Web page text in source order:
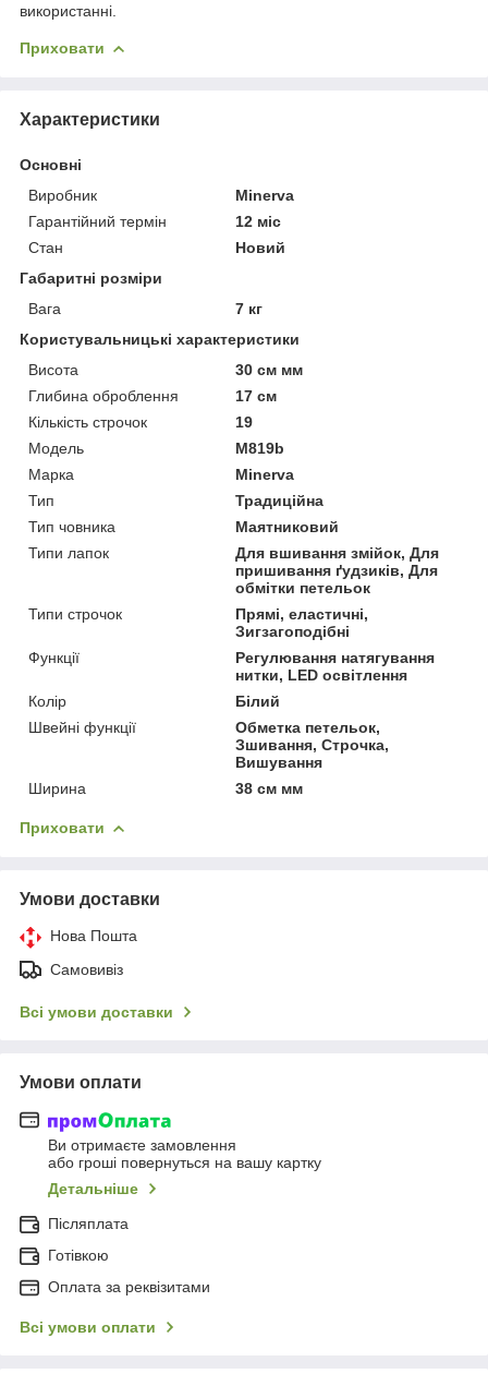
використанні.
Приховати
Характеристики
Основні
Виробник
Minerva
Гарантійний термін
12 міс
Стан
Новий
Габаритні розміри
Вага
7 кг
Користувальницькі характеристики
Висота
30 см мм
Глибина оброблення
17 см
Кількість строчок
19
Мoдель
M819b
Марка
Minerva
Тип
Традиційна
Тип човника
Маятниковий
Типи лапок
Для вшивання змійок, Для
пришивання ґудзиків, Для
обмітки петельок
Типи строчок
Прямі, еластичні,
Зигзагоподібні
Функції
Регулювання натягування
нитки, LED освітлення
Колір
Білий
Швейні функції
Обметка петельок,
Зшивання, Строчка,
Вишування
Ширина
38 см мм
Приховати
Умови доставки
Нова Пошта
Самовивіз
Всі умови доставки
Умови оплати
Ви отримаєте замовлення
або гроші повернуться на вашу картку
Детальніше
Післяплата
Готівкою
Оплата за реквізитами
Всі умови оплати